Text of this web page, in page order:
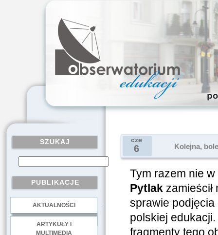
SZUKAJ
PUBLIKACJE
AKTUALNOŚCI
ARTYKUŁY I
MULTIMEDIA
cze
6 Kolejna,
Tym razem nie
Pytlakzamieścił
sprawie podjęcia
polskiej
fragmenty tego